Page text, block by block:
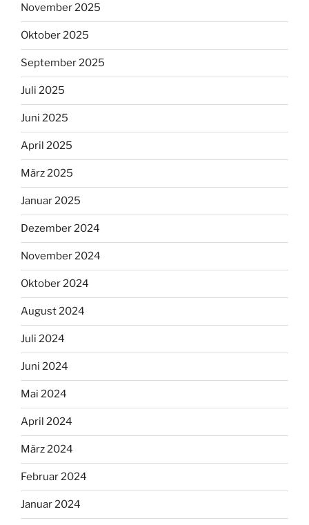
November 2025
Oktober 2025
September 2025
Juli 2025
Juni 2025
April 2025
März 2025
Januar 2025
Dezember 2024
November 2024
Oktober 2024
August 2024
Juli 2024
Juni 2024
Mai 2024
April 2024
März 2024
Februar 2024
Januar 2024